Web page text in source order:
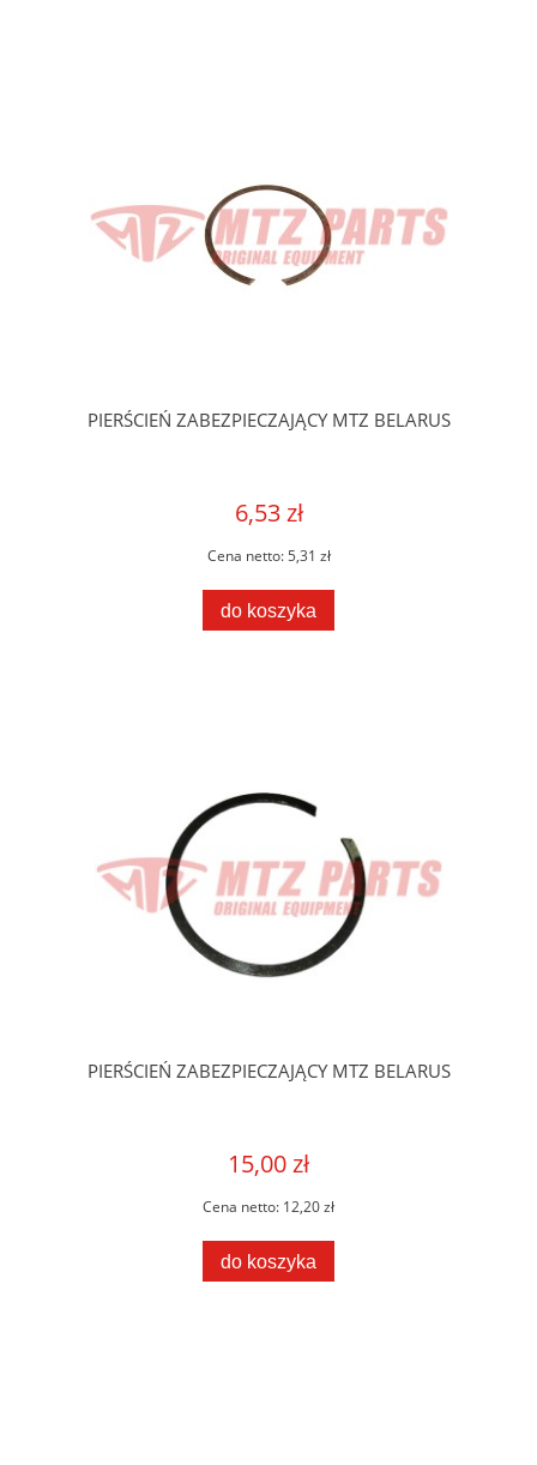
PIERŚCIEŃ ZABEZPIECZAJĄCY MTZ BELARUS
6,53 zł
Cena netto:5,31 zł
do koszyka
PIERŚCIEŃ ZABEZPIECZAJĄCY MTZ BELARUS
15,00 zł
Cena netto: 12,20 zł
do koszyka